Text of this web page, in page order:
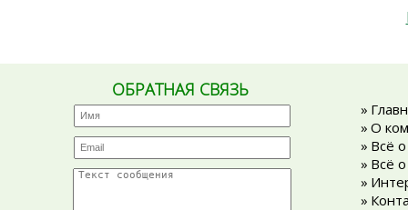
ОБРАТНАЯ СВЯЗЬ
»
» О
» Всё
» Всё
»
»